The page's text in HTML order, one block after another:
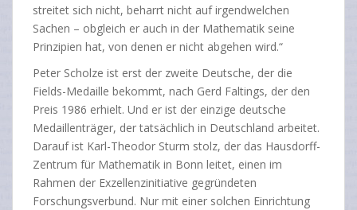
streitet sich nicht, beharrt nicht auf irgendwelchen
Sachen – obgleich er auch in der Mathematik seine
Prinzipien hat, von denen er nicht abgehen wird.“
Peter Scholze ist erst der zweite Deutsche, der die
Fields-Medaille bekommt, nach Gerd Faltings, der den
Preis 1986 erhielt. Und er ist der einzige deutsche
Medaillenträger, der tatsächlich in Deutschland arbeitet.
Darauf ist Karl-Theodor Sturm stolz, der das Hausdorff-
Zentrum für Mathematik in Bonn leitet, einen im
Rahmen der Exzellenzinitiative gegründeten
Forschungsverbund. Nur mit einer solchen Einrichtung